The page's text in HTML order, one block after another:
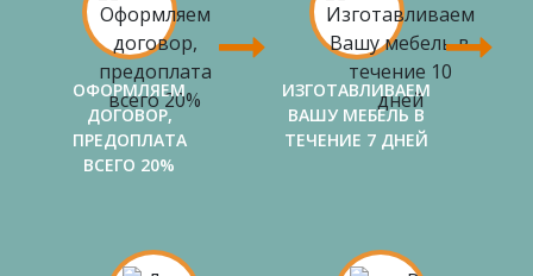
ОФОРМЛЯЕМ
ДОГОВОР,
ПРЕДОПЛАТА
ВСЕГО 20%
ИЗГОТАВЛИВАЕМ
ВАШУ МЕБЕЛЬ В
ТЕЧЕНИЕ 7 ДНЕЙ